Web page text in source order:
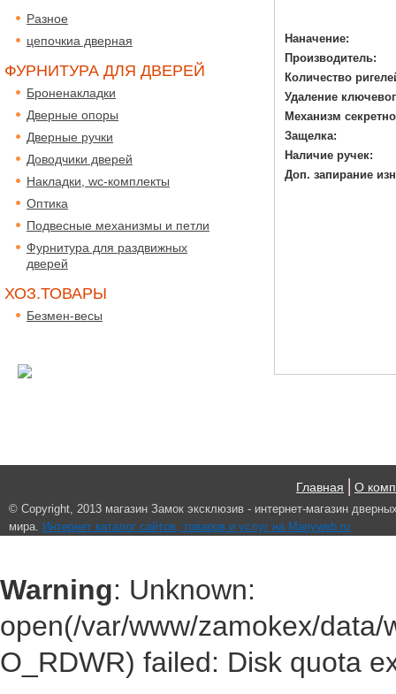
Разное
цепочкиа дверная
ФУРНИТУРА ДЛЯ ДВЕРЕЙ
Броненакладки
Дверные опоры
Дверные ручки
Доводчики дверей
Накладки, wc-комплекты
Оптика
Подвесные механизмы и петли
Фурнитура для раздвижных
дверей
ХОЗ.ТОВАРЫ
Безмен-весы
Наначение:
Производитель:
Количество
Удаление
Механизм
Защелка:
Наличие ручек:
Доп. запирание
Главная О
© Сopyright, 2013 магазин Замок эксклюзив - интернет-магазин
мира. Интернет каталог сайтов, товаров и услуг на Manyweb.ru
Warning: Unknown:
open(/var/www/zamokex/
O_RDWR) failed: Disk quota